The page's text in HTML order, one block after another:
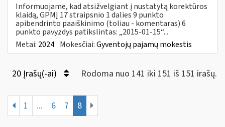
Informuojame, kad atsižvelgiant į nustatytą korektūros
klaidą, GPMĮ 17 straipsnio 1 dalies 9 punkto
apibendrinto paaiškinimo (toliau - komentaras) 6
punkto pavyzdys patikslintas: „2015-01-15“...
Metai: 2024 Mokesčiai:Gyventojų pajamų mokestis
20 Įrašų(-ai) Rodoma nuo 141 iki 151 iš 151 irašų.
1 ... 6 7 8